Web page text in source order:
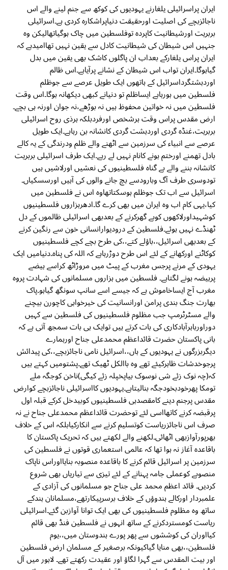
ایران پراسرائیلی یلغارنے یہودیوں کی کوکھ سے جنم لینے والے اس
ناجائزبچے کی اصلیت اورحقیقت دنیاپراشکارہ کردی ہے۔اسرائیلی
بربریت اورشیطانیت کاپردہ توفلسطین میں چاک ہوگیاتھالیکن وہ
جنہیں اس شیطان کی شیطانیت کادل سے یقین نہیں تھاامیدہے کہ
ایران پراس یلغارکے بعداب ان پاگلوں کاشک بھی یقین میں بدل
گیاہوگا۔ایران تواب اس شیطان کے نشانے پرآیاہے۔اس ظالم
اوردہشتگرداسرائیل کے ہاتھوں ایک طویل عرصے سے جوظلم
فلسطین میں ہورہاہے ایساظلم تو دنیانے کبھی دیکھانہ ہوگا۔اس وقت
فلسطین میں نہ خواتین محفوظ ہیں نہ بوڑھے،نہ جوان اورنہ ہی بچے۔
ارض مقدس پراس وقت ہرشخص اورفردبلکہ ہرذی روح اسرائیلی
بربریت،غنڈہ گردی اوردہشت گردی کانشانہ بن رہاہے۔ایک طویل
عرصے سے انبیاء کی سرزمین سے اٹھنے والے ظلم ودرندگی کے یہ کالے
بادل تھمنے اورختم ہونے کانام نہیں لے رہے۔ایک طرف اسرائیلی بربریت
کانشانہ بننے والے بے گناہ فلسطینیوں کی نعشیں اورلاشیں ہیں
تودوسری طرف آگ وبارودسے بچ جانے والوں کی آہیں اورسسکیاں۔
اسرائیل سے اب تک جوظلم ہوسکتاتھاوہ اس نے فلسطین میں
کیا،یہی کام اب وہ ایران میں بھی کرے گا۔ادھرہزاروں فلسطینیوں
کوشہیداورلاکھوں کوبے گھرکرنے کے بعدبھی اسرائیلی ظالموں کے دل
ٹھنڈے نہیں ہوئے۔فلسطین کے درودیوارانسانی خون سے رنگین کرنے
کے بعدبھی اسرائیل،،باؤلے کتے،،کی طرح بچے کچے فلسطینیوں
کوکاٹنے اورکھانے کے لئے اس طرح دوڑرہاہے کہ اللہ کی پناہ۔دنیامیں ایک
یہودی کے مرنے پرجس مغرب کے پیٹ میں مروڑاٹھ کراسے ہیضے
پرہیضہ ہونے لگتاہے۔ فلسطین میں ہزاروں مسلمانوں کی شہادت پروہ
مغرب آج ایساخاموش ہے کہ جیسے اسے سانپ سونگھ گیاہو۔پاک
بھارت جنگ بندی پرامن اورانسانیت کی خیرخواہی کاچورن بیچنے
والے مسٹرٹرمپ جب مظلوم فلسطینیوں کی فلسطین سے کہیں
دوراورباہرآبادکاری کی بات کرتے ہیں توایک ہی بات سمجھ آتی ہے کہ
بانی پاکستان حضرت قائداعظم محمدعلی جناح اورہمارے
دیگربزرگوں نے یہودیوں کے ہاں،،اسرائیل نامی ناجائزبچے،،کی پیدائش
پرجوخدشات ظاہرکیئے تھے وہ باالکل ٹھیک تھے۔پشتومیں کہتے ہیں
کہ(چہ نوک زئے شی نوسوک بیاپخپلہ زئے کیگی)ناخن کوجگہ ملے
تومکا پھرخودبخودجگہ بنالیتاہے۔یہودیوں کااسرائیلی ناجائزبچے کوارض
مقدس پرجنم دینے کامقصدہی فلسطینیوں کوبیدخل کرکے قبلہ اول
پرقبضہ کرنے کاتھااسی لئے توحضرت قائداعظم محمدعلی جناح نے نہ
صرف اس ناجائزریاست کوتسلیم کرنے سے انکارکیابلکہ اس کے خلاف
بھرپورآوازبھی اٹھائی۔لکھنے والے لکھتے ہیں کہ تحریک پاکستان کا
باقاعدہ آغاز نہ ہوا تھا کہ عالمی استعماری قوتوں نے فلسطین کی
سرزمین پر اسرائیل قائم کرنے کا باقاعدہ منصوبہ بنایااوراس ناپاک
منصوبے کوعملی جامہ پہنانے کے لئے تیزی سے تیاریاں بھی شروع
کردیں۔ قائد اعظم محمد علی جناح جو مسلمانوں کی آزادی کے
علمبردار اورکالے ہندوؤں کے خلاف برسرپیکارتھے،مسلمانان ہندکے
ساتھ وہ مظلوم فلسطینیوں کی بھی ایک توانا آوازبن گئے۔اسرائیلی
ریاست کومستردکرنے کے ساتھ انہوں نے فلسطین فنڈ بھی قائم
کیااوران کی کوششوں سے پھر پورے ہندوستان میں،،یوم
فلسطین،،بھی منایا گیاکیونکہ برصغیر کے مسلمان ارض فلسطین
اور بیت المقدس سے گہرا لگاؤ اور عقیدت رکھتے تھے۔ لاہور میں آل